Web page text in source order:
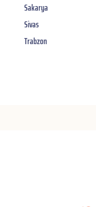
Sakarya
Sivas
Trabzon